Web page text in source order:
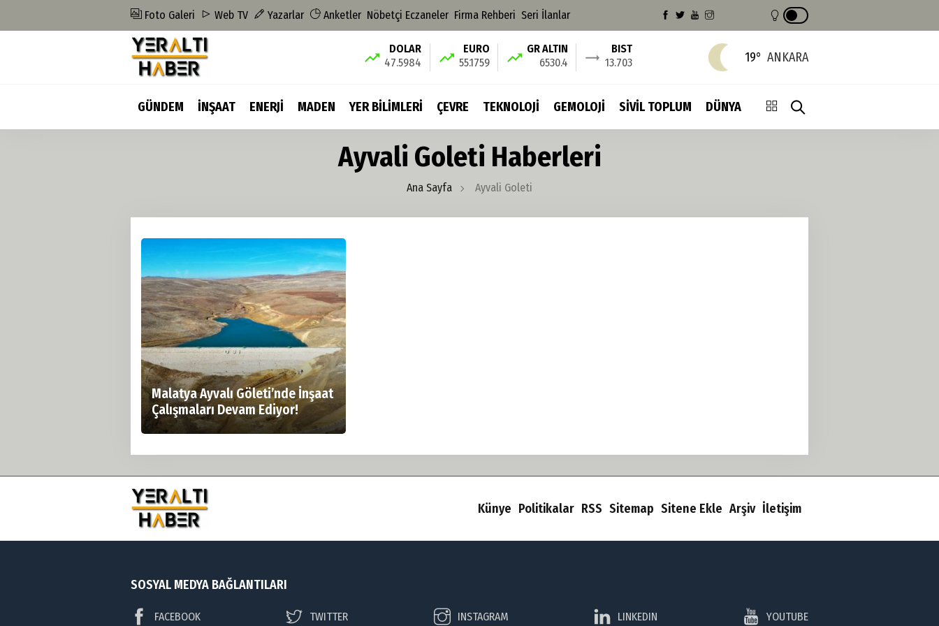
Foto Galeri Web TV Yazarlar Anketler Nöbetçi Eczaneler Firma Rehberi Seri İlanlar
DOLAR
47.5984
EURO
55.1759
GR ALTIN
6530.4
BIST
13.703
19° ANKARA
GÜNDEM İNŞAAT ENERJİ MADEN YER BİLİMLERİ ÇEVRE TEKNOLOJİ GEMOLOJİ SİVİL TOPLUM DÜNYA
Ayvali Goleti Haberleri
Ana Sayfa Ayvali Goleti
Malatya Ayvalı Göleti’nde İnşaat
Çalışmaları Devam Ediyor!
Künye Politikalar RSS Sitemap Sitene Ekle Arşiv İletişim
SOSYAL MEDYA BAĞLANTILARI
FACEBOOK TWITTER INSTAGRAM LINKEDIN YOUTUBE